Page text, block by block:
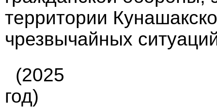
территории
чрезвычайных
(2025
год)